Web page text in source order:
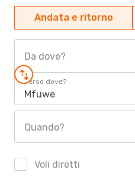
Andata e ritorno
Da dove?
Verso dove?
Mfuwe
Quando?
Voli diretti